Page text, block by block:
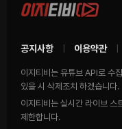
공지사항 이용약관
이지티비는 유튜브 API로 수
있을 시 삭제조치 하겠습니다.
이지티비는 실시간 라이브 스
제한합니다.